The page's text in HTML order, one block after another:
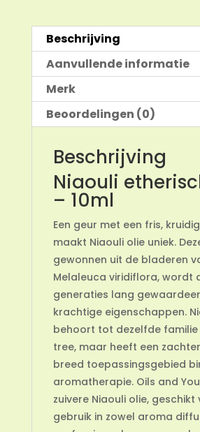
Beschrijving
Aanvullende informatie
Merk
Beoordelingen (0)
Beschrijving
Niaouli
– 10ml
Een geur met een fris,
maakt Niaouli olie uniek.
gewonnen uit de bladeren
Melaleuca viridiflora, wordt
generaties lang
krachtige eigenschappen.
behoort tot dezelfde
tree, maar heeft een
breed toepassingsgebied
aromatherapie. Oils and
zuivere Niaouli olie, geschikt
gebruik in zowel aroma